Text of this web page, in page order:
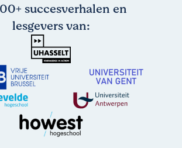
succesverhalen en
lesgevers van: